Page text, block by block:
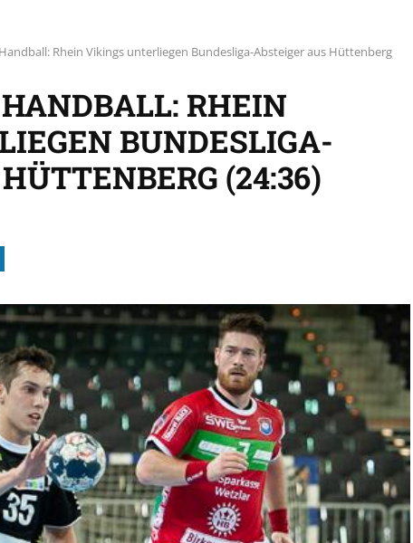
Rhein Vikings unterliegen Bundesliga-Absteiger aus Hüttenberg
RHEIN
BUNDESLIGA-
(24:36)